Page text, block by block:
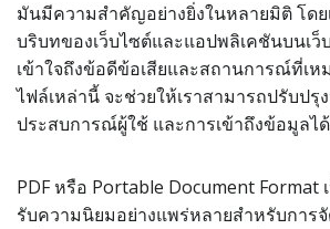
มันมีความสำคัญอย่างยิ่งในหลายมิติ โดย
บริบทของเว็บไซต์และแอปพลิเคชันบนเว็
เข้าใจถึงข้อดีข้อเสียและสถานการณ์ที่เห
ไฟล์เหล่านี้ จะช่วยให้เราสามารถปรับปรุ
ประสบการณ์ผู้ใช้ และการเข้าถึงข้อมูลไ
PDF หรือ Portable Document Format
รับความนิยมอย่างแพร่หลายสำหรับการ